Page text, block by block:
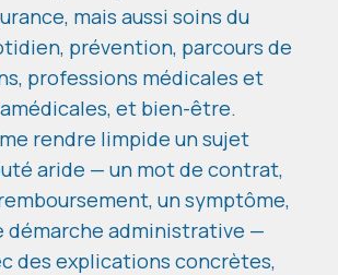
mais aussi soins du
prévention, parcours de
professions médicales et
et bien-être.
rendre limpide un sujet
aride — un mot de contrat,
un symptôme,
démarche administrative —
des explications concrètes,